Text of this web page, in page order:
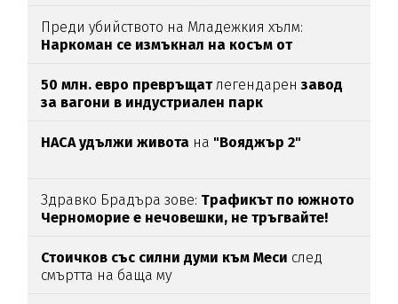
Преди убийството на Младежкия хълм:
Наркоман се измъкнал на косъм от
50 млн. евро превръщатлегендарензавод
за вагони в индустриален парк
НАСА удължи живота на "Вояджър 2"
Здравко Брадъра зове: Трафикът по южното
Черноморие е нечовешки, не тръгвайте!
Стоичков със силни думи към Меси след
смъртта на баща му